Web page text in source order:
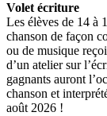
Volet écriture
Les élèves de 14 à
chanson de façon
ou de musique
d’un atelier sur
gagnants auront
chanson et
août 2026 !